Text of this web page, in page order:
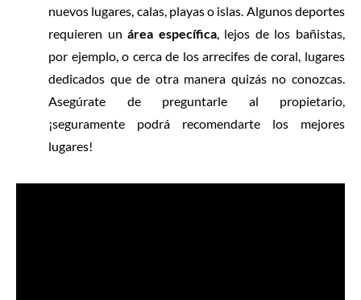
nuevos lugares, calas, playas o islas. Algunos deportes
requieren unárea específica, lejos de los bañistas,
por ejemplo, o cerca de los arrecifes de coral, lugares
dedicados que de otra manera quizás no conozcas.
Asegúrate de preguntarle al propietario,
¡seguramente podrá recomendarte los mejores
lugares!